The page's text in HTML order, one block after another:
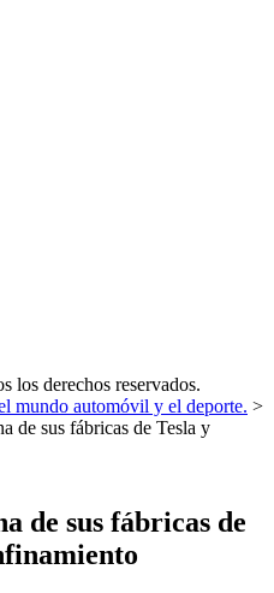
los derechos reservados.
mundo automóvil y el deporte. >
de sus fábricas de Tesla y
de sus fábricas de